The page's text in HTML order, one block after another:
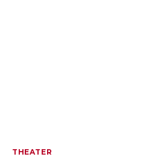
THEATER